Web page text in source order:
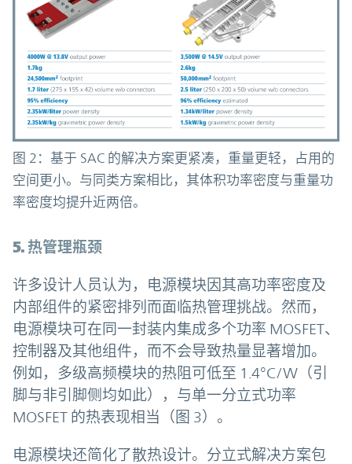
图 2：基于 SAC 的解决方案更紧凑，重量更轻，占用的
空间更小。与同类方案相比，其体积功率密度与重量功
率密度均提升近两倍。
5. 热管理瓶颈
许多设计人员认为，电源模块因其高功率密度及
内部组件的紧密排列而面临热管理挑战。然而，
电源模块可在同一封装内集成多个功率 MOSFET、
控制器及其他组件，而不会导致热量显著增加。
例如，多级高频模块的热阻可低至 1.4°C/W（引
脚与非引脚侧均如此），与单一分立式功率
MOSFET 的热表现相当（图 3）。
电源模块还简化了散热设计。分立式解决方案包